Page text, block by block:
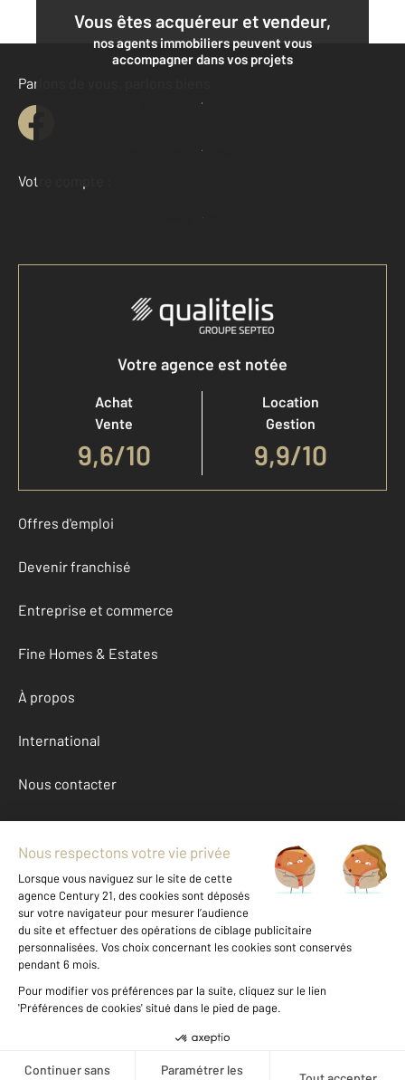
Vous êtes acquéreur et vendeur,
nos agents immobiliers peuvent vous
accompagner dans vos projets
Contacter l'agence
Demander une estimation
Parlons de vous, parlons biens
Votre compte :
Accéder à mon compte
Votre agence est notée
Achat
Vente
9,6/10
Location
Gestion
9,9/10
Offres d'emploi
Devenir franchisé
Entreprise et commerce
Fine Homes & Estates
À propos
International
Nous contacter
Mentions légales & CGU et Barèmes d'honoraires
Données personnelles
Gestionnaire des cookies
Achat maison autour de LUMIO (20260)